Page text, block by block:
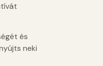
és
neki